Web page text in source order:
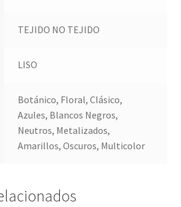
TEJIDO NO TEJIDO
LISO
Botánico, Floral, Clásico,
Azules, Blancos Negros,
Neutros, Metalizados,
Amarillos, Oscuros, Multicolor